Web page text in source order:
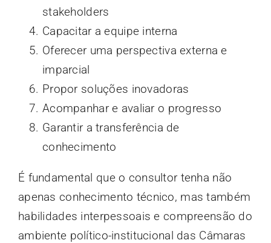
stakeholders
Capacitar a equipe interna
Oferecer uma perspectiva externa e
imparcial
Propor soluções inovadoras
Acompanhar e avaliar o progresso
Garantir a transferência de
conhecimento
É fundamental que o consultor tenha não
apenas conhecimento técnico, mas também
habilidades interpessoais e compreensão do
ambiente político-institucional das Câmaras